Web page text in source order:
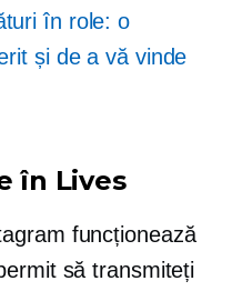
în role: o
și de a vă vinde
în Lives
funcționează
să transmiteți